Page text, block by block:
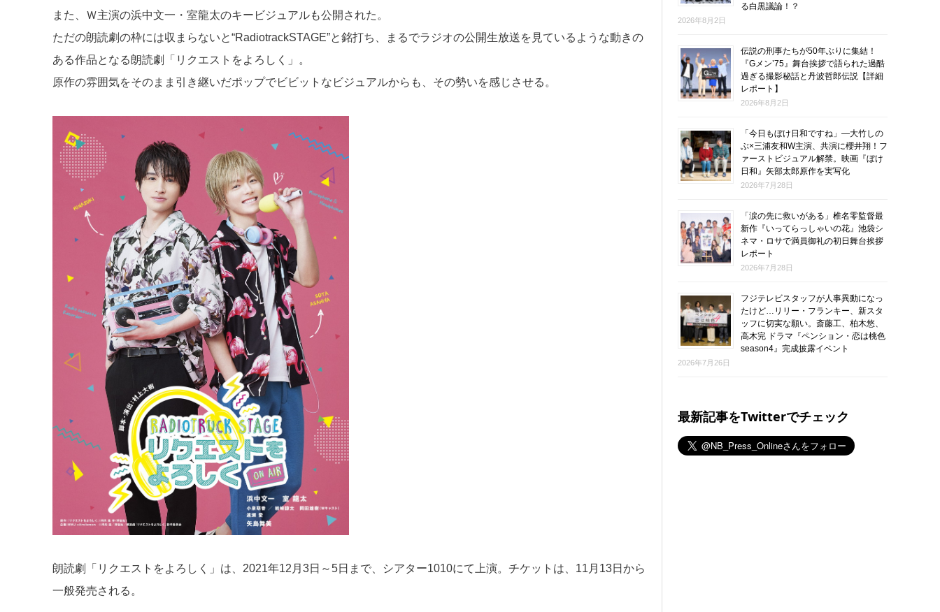
また、Ｗ主演の浜中文一・室龍太のキービジュアルも公開された。
ただの朗読劇の枠には収まらないと“RadiotrackSTAGE”と銘打ち、まるでラジオの公開生放送を見ているような動きの
ある作品となる朗読劇「リクエストをよろしく」。
原作の雰囲気をそのまま引き継いだポップでビビットなビジュアルからも、その勢いを感じさせる。
朗読劇「リクエストをよろしく」は、2021年12月3日～5日まで、シアター1010にて上演。チケットは、11月13日から
一般発売される。
る白黒議論！？
2026年8月2日
伝説の刑事たちが50年ぶりに集結！
『Gメン’75』舞台挨拶で語られた過酷
過ぎる撮影秘話と丹波哲郎伝説【詳細
レポート】
2026年8月2日
「今日もぼけ日和ですね」―大竹しの
ぶ×三浦友和W主演、共演に櫻井翔！フ
ァーストビジュアル解禁。映画『ぼけ
日和』矢部太郎原作を実写化
2026年7月28日
「涙の先に救いがある」椎名零監督最
新作『いってらっしゃいの花』池袋シ
ネマ・ロサで満員御礼の初日舞台挨拶
レポート
2026年7月28日
フジテレビスタッフが人事異動になっ
たけど…リリー・フランキー、新スタ
ッフに切実な願い。斎藤工、柏木悠、
高木完 ドラマ『ペンション・恋は桃色
season4』完成披露イベント
2026年7月26日
最新記事をTwitterでチェック